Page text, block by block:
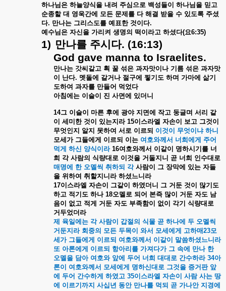
하나님은 하늘양식을 내려 주심으로 백성들이 하나님을 믿고
순종할 대 영욱간에 모든 문제를 다 해결 받을 수 있도록 주셨
다. 만나는 그리스도를 예표한 것이다.
예수님은 자신을 가리켜 생명의 떡이라고 하셨다(요6:35)
1) 만나를 주시다. (16:13)
God gave manna to Israelites.
만나는 갓씨같고 흭 꿀 섞은 과자맛이나 기름 섞은 과자맛
이
난다. 멧돌에 갈거나 절구에 찧기도 하며 가마에 삶기
도하여 과자를 만들어 먹었다
아침에는 이슬이 진 사면에 있더니
14그 이슬이 마른 후에 광야 지면에 작고 둥글며 서리 같
이 세미한 것이 있는지라15이스라엘 자손이 보고 그것이
무엇인지 알지 못하여 서로 이르되 이것이 무엇이냐 하니
모세가 그들에게 이르되 이는 여호와께서 너희에게 주어
먹게 하신 양식이라 16여호와께서 이같이 명하시기를 너
희 각 사람의 식량대로 이것을 거둘지니 곧 너희 인수대로
매명에 한 오멜씩 취하되 각 사람이 그 장막에 있는 자들
을 위하여 취할지니라 하셨느니라
17이스라엘 자손이 그같이 하였더니 그 거둔 것이
많기도
하고 적기도 하나18오멜로 되어 본즉 많이 거둔 자도 남
음이
없고 적게 거둔 자도 부족함이 없이 각기 식량대로
거두었더라
제 육일에는 각 사람이 갑절의 식물 곧 하나에 두 오멜씩
거둔지라 회중의 모든 두목이 와서 모세에게 고하매23모
세가 그들에게 이르되 여호와께서 이같이
말씀하셨느니라
또 아론에게 이르되 항아리를 가져다가 그 속에 만나 한
오멜을 담아 여호와 앞에 두어 너희 대대로 간수하라34아
론이
여호와께서 모세에게 명하신대로 그것을 증거판 앞
에 두어 간수하게 하였고 35이스라엘 자손이 사람 사는 땅
에 이르기까지 사십년 동안 만나를 먹되 곧 가나안 지경에